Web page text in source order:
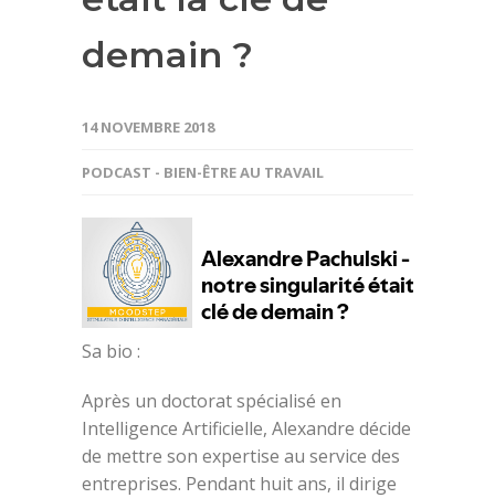
demain ?
14 NOVEMBRE 2018
PODCAST - BIEN-ÊTRE AU TRAVAIL
Sa bio :
Après un doctorat spécialisé en
Intelligence Artificielle, Alexandre décide
de mettre son expertise au service des
entreprises. Pendant huit ans, il dirige